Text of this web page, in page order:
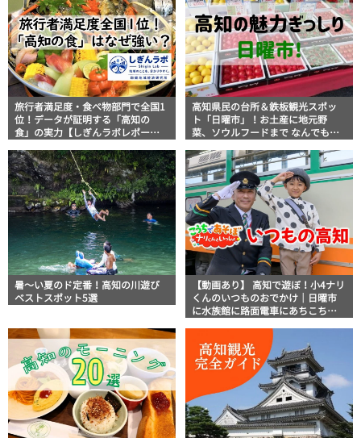
旅行者満足度・食べ物部門で全国1
位！データが証明する「高知の
食」の実力【しぎんラボレポー
高知県民の台所＆鉄板観光スポッ
ト「日曜市」！お土産に地元野
菜、ソウルフードまで なんでもそ
説！
暑～い夏のド定番！高知の川遊び
ベストスポット5選
【動画あり】 高知で遊ぼ！小4ナリ
くんのいつものおでかけ｜日曜市
に水族館に路面電車にあちこち巡